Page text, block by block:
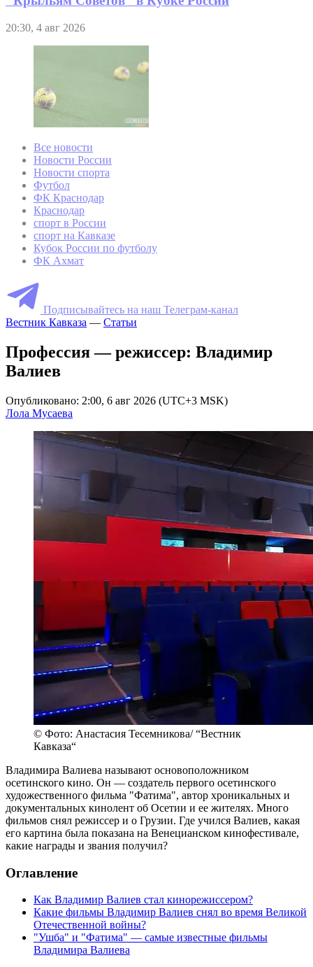
20:30, 4 авг 2026
Все новости
Новости России
Новости спорта
Футбол
ФК Краснодар
Краснодар
спорт в России
спорт на Кавказе
Кубок России по футболу
ФК Ахмат
Подписывайтесь на наш Телеграм-канал
Вестник Кавказа — Статьи
Профессия — режиссер: Владимир
Валиев
Опубликовано: 2:00, 6 авг 2026 (UTC+3 MSK)
Лола Мусаева
© Фото: Анастасия Тесемникова/ “Вестник
Кавказа“
Владимира Валиева называют основоположником
осетинского кино. Он — создатель первого осетинского
художественного фильма "Фатима", автор хроникальных и
документальных кинолент об Осетии и ее жителях. Много
фильмов снял режиссер и о Грузии. Где учился Валиев, какая
его картина была показана на Венецианском кинофестивале,
какие награды и звания получил?
Оглавление
Как Владимир Валиев стал кинорежиссером?
Какие фильмы Владимир Валиев снял во время Великой
Отечественной войны?
"Ушба" и "Фатима" — самые известные фильмы
Владимира Валиева